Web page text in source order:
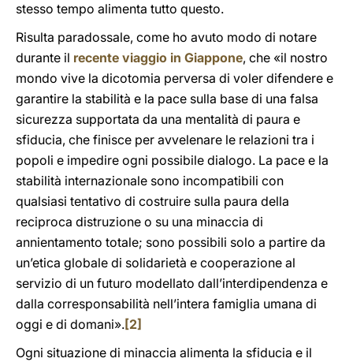
stesso tempo alimenta tutto questo.
Risulta paradossale, come ho avuto modo di notare
durante il recente viaggio in Giappone, che «il nostro
mondo vive la dicotomia perversa di voler difendere e
garantire la stabilità e la pace sulla base di una falsa
sicurezza supportata da una mentalità di paura e
sfiducia, che finisce per avvelenare le relazioni tra i
popoli e impedire ogni possibile dialogo. La pace e la
stabilità internazionale sono incompatibili con
qualsiasi tentativo di costruire sulla paura della
reciproca distruzione o su una minaccia di
annientamento totale; sono possibili solo a partire da
un’etica globale di solidarietà e cooperazione al
servizio di un futuro modellato dall’interdipendenza e
dalla corresponsabilità nell’intera famiglia umana di
oggi e di domani».[2]
Ogni situazione di minaccia alimenta la sfiducia e il